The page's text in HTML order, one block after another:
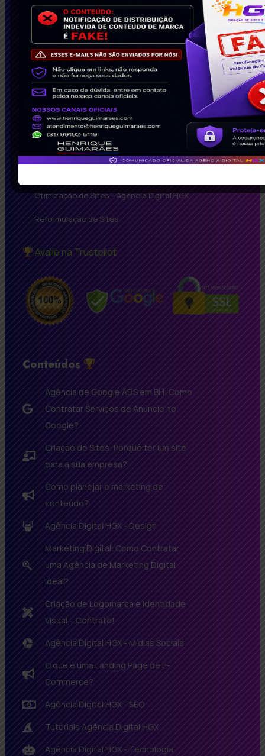
Criação de Sites em WordPress
Criação de Vitrine Virtual – Agência Digital HGX
Hospedagem de Sites – Agência Digital HGX
Inbound Marketing – Agência Digital HGX
Manutenção de Sites – Agência Digital HGX
Agência de Marketing Digital em BH – Agência Digital
Otimização de Sites – Agência Digital HGX
Reformulação de Sites
Avalie na Trustpilot
Conteúdos
Agência de Google ADS em BH: Como
Contratar Serviços de Anúncio no
Google?
Criação de Sites: Porquê ter um site
para a sua empresa?
Como planejar o marketing de
conteúdo?
Agência Digital HGX - Design
Marketing Digital: Como Contratar
uma Agência de Marketing Digital
Ideal?
Criação de Logomarca e Identidade
Visual – Contrate!
Agência Digital HGX - Mídias Sociais
O que é uma Landing Page de E-
Commerce?
Agência Digital HGX - SEO
Tutoriais Agência Digital HGX
Agência Digital HGX - Tecnologia